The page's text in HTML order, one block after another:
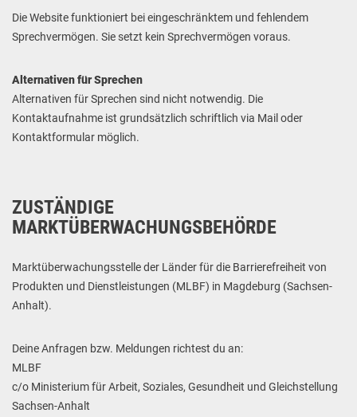
Die Website funktioniert bei eingeschränktem und fehlendem
Sprechvermögen. Sie setzt kein Sprechvermögen voraus.
Alternativen für Sprechen
Alternativen für Sprechen sind nicht notwendig. Die
Kontaktaufnahme ist grundsätzlich schriftlich via Mail oder
Kontaktformular möglich.
ZUSTÄNDIGE
MARKTÜBERWACHUNGSBEHÖRDE
Marktüberwachungsstelle der Länder für die Barrierefreiheit von
Produkten und Dienstleistungen (MLBF) in Magdeburg (Sachsen-
Anhalt).
Deine Anfragen bzw. Meldungen richtest du an:
MLBF
c/o Ministerium für Arbeit, Soziales, Gesundheit und Gleichstellung
Sachsen-Anhalt